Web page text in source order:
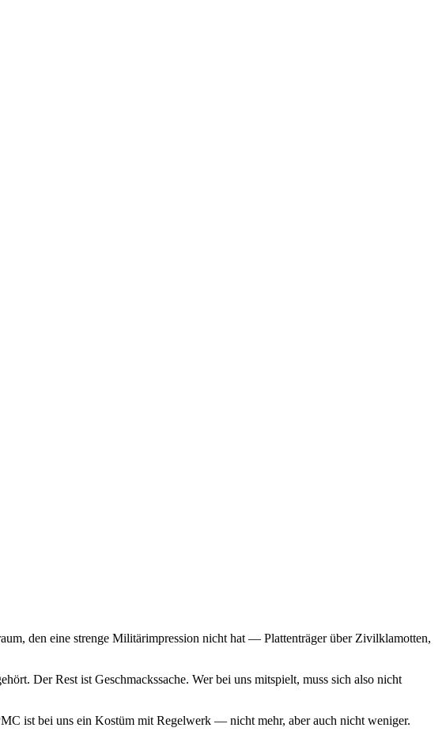
den eine strenge Militärimpression nicht hat — Plattenträger über Zivilklamotten,
Der Rest ist Geschmackssache. Wer bei uns mitspielt, muss sich also nicht
ist bei uns ein Kostüm mit Regelwerk — nicht mehr, aber auch nicht weniger.